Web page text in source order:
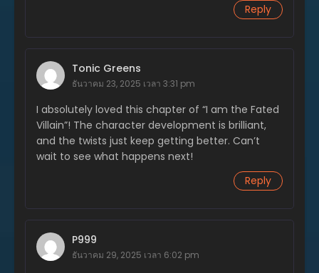
ตอนที่ 261
กรกฎาคม 16, 2025
ตอนที่ 260
กรกฎาคม 3, 2025
ตอนที่ 259
ตอนที่ 257
มิถุนายน 26, 2025
Reply
Tonic Greens
ธันวาคม 23, 2025 เวลา 3:31 pm
I absolutely loved this chapter of “I am the Fated
Villain”! The character development is brilliant,
and the twists just keep getting better. Can’t
wait to see what happens next!
Reply
P999
ธันวาคม 29, 2025 เวลา 6:02 pm